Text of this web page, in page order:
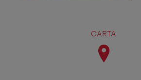
CARTA